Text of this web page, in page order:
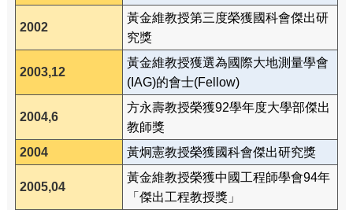
2002
黃金維教授第三度榮獲國科會傑出研
究獎
2003,12
黃金維教授獲選為國際大地測量學會
(IAG)的會士(Fellow)
2004,6
方永壽教授榮獲92學年度大學部傑出
教師獎
2004
黃炯憲教授榮獲國科會傑出研究獎
2005,04
黃金維教授榮獲中國工程師學會94年
「傑出工程教授獎」